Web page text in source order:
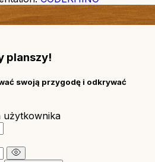
planszy!
swoją przygodę i odkrywać
użytkownika